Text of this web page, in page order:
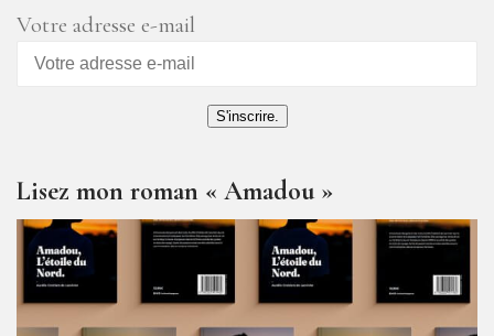
Votre adresse e-mail
S'inscrire.
Lisez mon roman « Amadou »